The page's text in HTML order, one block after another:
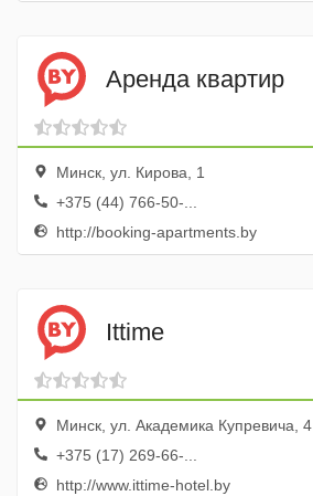
Аренда квартир
Минск, ул. Кирова, 1
+375 (44) 766-50-...
http://booking-apartments.by
Ittimе
Минск, ул. Академика Купревича, 4
+375 (17) 269-66-...
http://www.ittime-hotel.by